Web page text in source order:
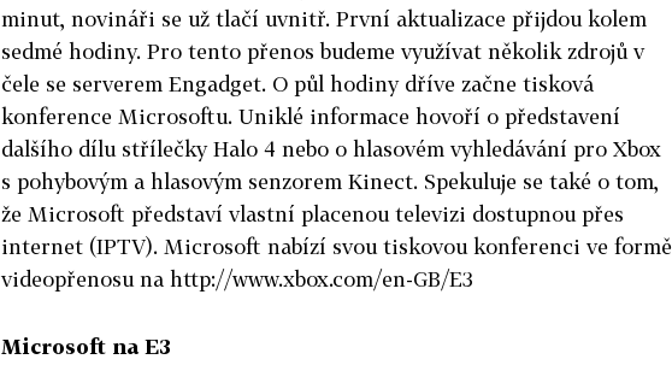
minut, novináři se už tlačí uvnitř. První aktualizace přijdou kolem
sedmé hodiny. Pro tento přenos budeme využívat několik zdrojů v
čele se serverem Engadget. O půl hodiny dříve začne tisková
konference Microsoftu. Uniklé informace hovoří o představení
dalšího dílu střílečky Halo 4 nebo o hlasovém vyhledávání pro Xbox
s pohybovým a hlasovým senzorem Kinect. Spekuluje se také o tom,
že Microsoft představí vlastní placenou televizi dostupnou přes
internet (IPTV). Microsoft nabízí svou tiskovou konferenci ve formě
videopřenosu na http://www.xbox.com/en-GB/E3
Microsoft na E3